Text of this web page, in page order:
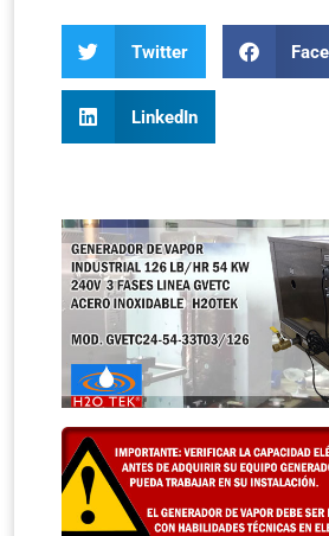
Twitter
LinkedIn